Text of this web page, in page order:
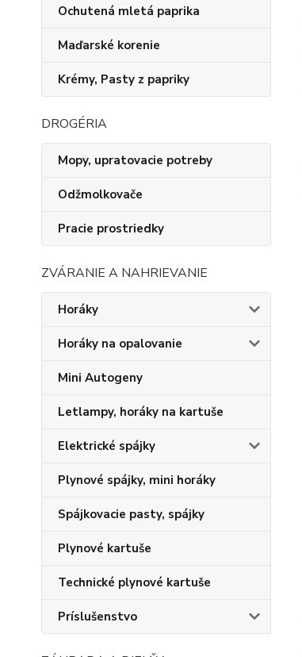
Ochutená mletá paprika
Maďarské korenie
Krémy, Pasty z papriky
DROGÉRIA
Mopy, upratovacie potreby
Odžmolkovače
Pracie prostriedky
ZVÁRANIE A NAHRIEVANIE
Horáky
Horáky na opalovanie
Mini Autogeny
Letlampy, horáky na kartuše
Elektrické spájky
Plynové spájky, mini horáky
Spájkovacie pasty, spájky
Plynové kartuše
Technické plynové kartuše
Príslušenstvo